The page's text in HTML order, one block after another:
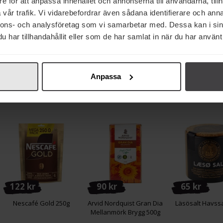
trafik. Vi vidarebefordrar även sådana identifierare och
och analysföretag som vi samarbetar med. Dessa kan i
har tillhandahållit eller som de har samlat in när du har
Anpassa
19 kr
Garant Tonfisk i Vatten
25 kr
Rummo Mezzi Rigatoni
Köp
47 kr
Mutti Krossade
122 kr
Nescafé Gold 250g
90 kr
Arvid Nordquist Gran Dia
Mellanmörk Brygg 500g
65 kr
Läsösalt